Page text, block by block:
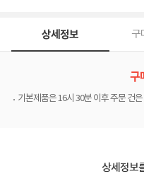
상세정보 구
구
기본제품은 16시 30분 이후 주문 건
상세정보